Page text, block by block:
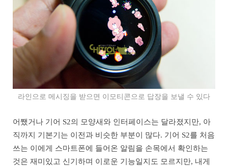
라인으로 메시징을 받으면 이모티콘으로 답장을 보낼 수 있다
어쨌거나 기어 S2의 모양새와 인터페이스는 달라졌지만, 아
직까지 기본기는 이전과 비슷한 부분이 많다. 기어 S2를 처음
쓰는 이에게 스마트폰에 들어온 알림을 손목에서 확인하는
것은 재미있고 신기하며 이로운 기능일지도 모르지만, 내게